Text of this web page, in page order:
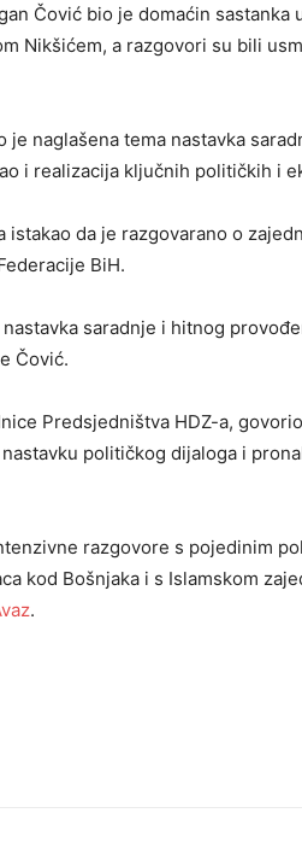
Čović bio je domaćin
Nikšićem, a razgovori su bili
je naglašena tema nastavka
i realizacija ključnih političkih i
istakao da je razgovarano o
BiH.
saradnje i hitnog
Čović.
Predsjedništva HDZ-a,
političkog dijaloga i
razgovore s pojedinim
kod Bošnjaka i s Islamskom
.